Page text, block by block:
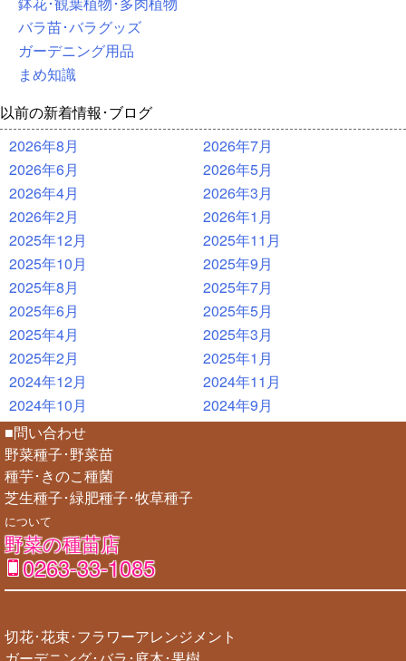
バラ苗･バラグッズ
ガーデニング用品
まめ知識
以前の新着情報･ブログ
2026年8月
2026年7月
2026年6月
2026年5月
2026年4月
2026年3月
2026年2月
2026年1月
2025年12月
2025年11月
2025年10月
2025年9月
2025年8月
2025年7月
2025年6月
2025年5月
2025年4月
2025年3月
2025年2月
2025年1月
2024年12月
2024年11月
2024年10月
2024年9月
■問い合わせ
野菜種子･野菜苗
種芋･きのこ種菌
芝生種子･緑肥種子･牧草種子
について
野菜の種苗店
0263-33-1085
切花･花束･フラワーアレンジメント